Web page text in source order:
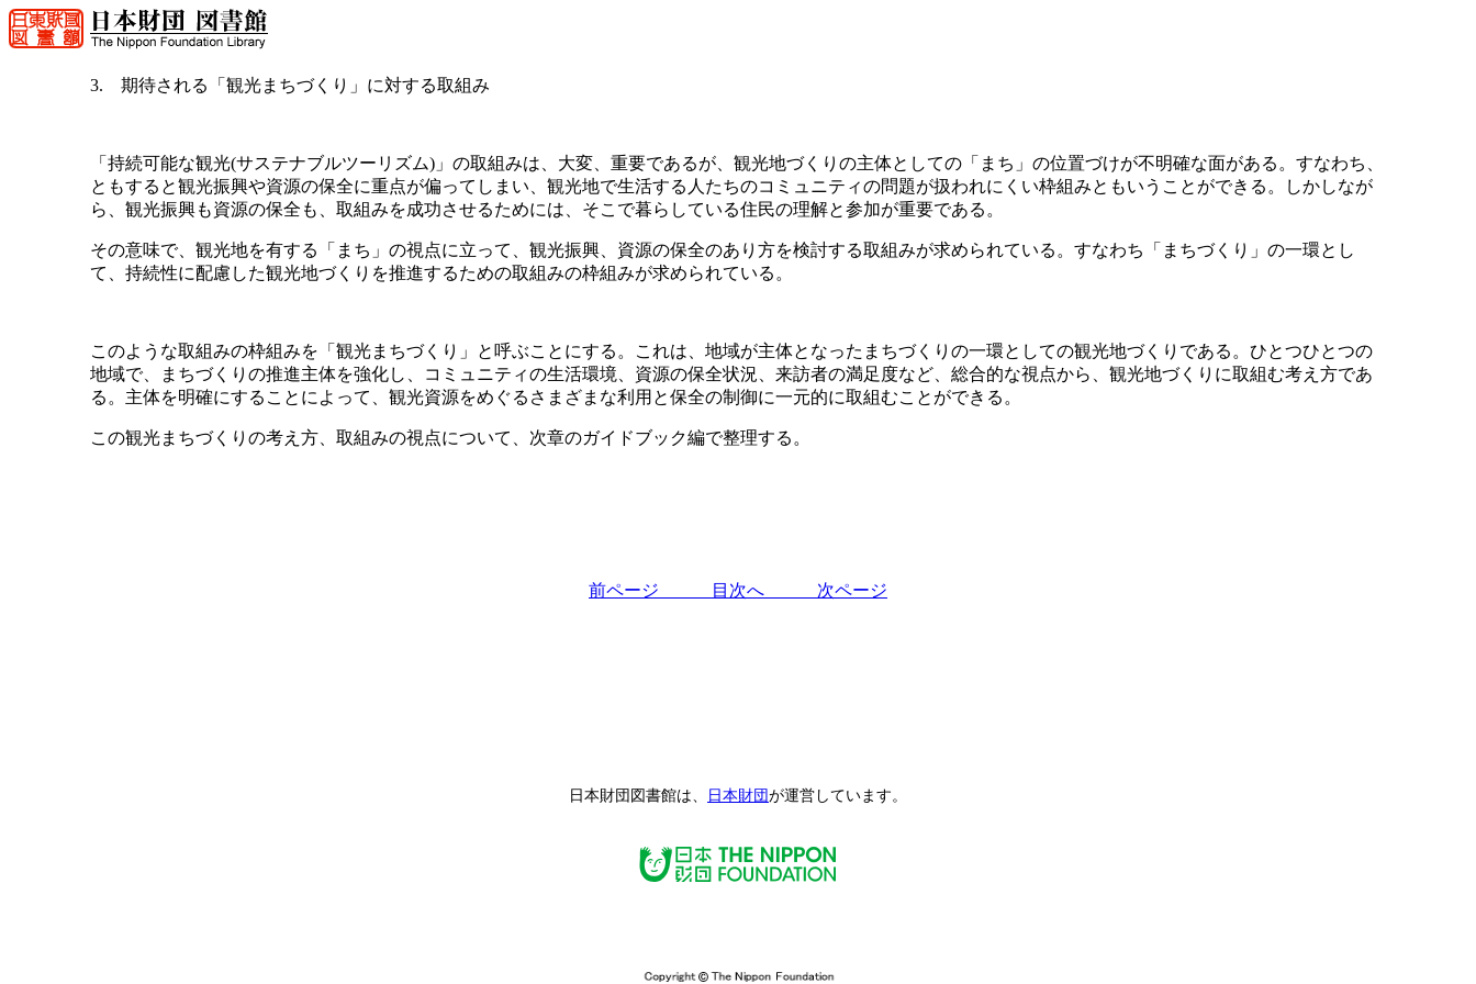
3. 期待される「観光まちづくり」に対する取組み
「持続可能な観光(サステナブルツーリズム)」の取組みは、大変、重要であるが、観光地づくりの主体としての「まち」の位置づけが不明確な面がある。すなわち、
ともすると観光振興や資源の保全に重点が偏ってしまい、観光地で生活する人たちのコミュニティの問題が扱われにくい枠組みともいうことができる。しかしなが
ら、観光振興も資源の保全も、取組みを成功させるためには、そこで暮らしている住民の理解と参加が重要である。
その意味で、観光地を有する「まち」の視点に立って、観光振興、資源の保全のあり方を検討する取組みが求められている。すなわち「まちづくり」の一環とし
て、持続性に配慮した観光地づくりを推進するための取組みの枠組みが求められている。
このような取組みの枠組みを「観光まちづくり」と呼ぶことにする。これは、地域が主体となったまちづくりの一環としての観光地づくりである。ひとつひとつの
地域で、まちづくりの推進主体を強化し、コミュニティの生活環境、資源の保全状況、来訪者の満足度など、総合的な視点から、観光地づくりに取組む考え方であ
る。主体を明確にすることによって、観光資源をめぐるさまざまな利用と保全の制御に一元的に取組むことができる。
この観光まちづくりの考え方、取組みの視点について、次章のガイドブック編で整理する。
前ページ 目次へ 次ページ
日本財団図書館は、 日本財団が運営しています。